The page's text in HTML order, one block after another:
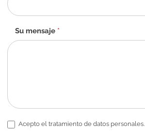
Su mensaje *
Acepto el tratamiento de datos personales.